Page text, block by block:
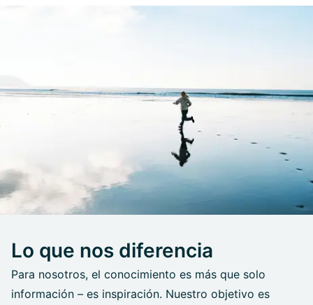
Lo que nos diferencia
Para nosotros, el conocimiento es más que solo
información – es inspiración. Nuestro objetivo es